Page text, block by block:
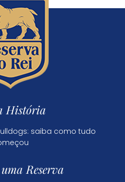
História
saiba como tudo
Reserva